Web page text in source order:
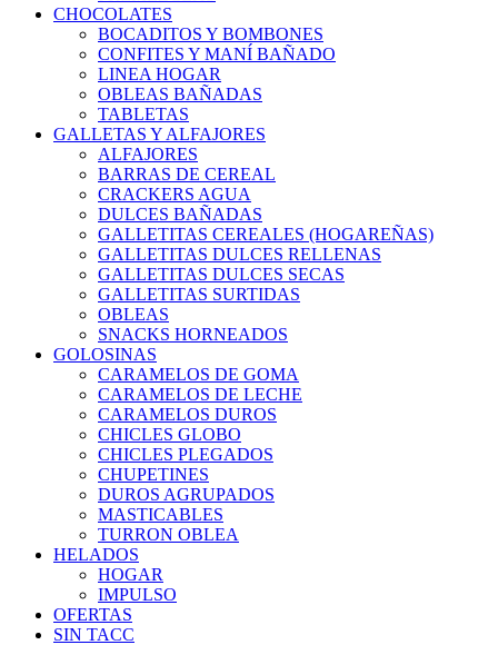
CHOCOLATES
BOCADITOS Y BOMBONES
CONFITES Y MANÍ BAÑADO
LINEA HOGAR
OBLEAS BAÑADAS
TABLETAS
GALLETAS Y ALFAJORES
ALFAJORES
BARRAS DE CEREAL
CRACKERS AGUA
DULCES BAÑADAS
GALLETITAS CEREALES (HOGAREÑAS)
GALLETITAS DULCES RELLENAS
GALLETITAS DULCES SECAS
GALLETITAS SURTIDAS
OBLEAS
SNACKS HORNEADOS
GOLOSINAS
CARAMELOS DE GOMA
CARAMELOS DE LECHE
CARAMELOS DUROS
CHICLES GLOBO
CHICLES PLEGADOS
CHUPETINES
DUROS AGRUPADOS
MASTICABLES
TURRON OBLEA
HELADOS
HOGAR
IMPULSO
OFERTAS
SIN TACC